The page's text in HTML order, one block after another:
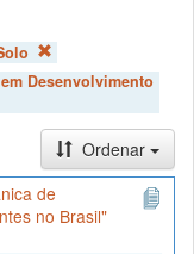
Desenvolvimento
Ordenar
de
no Brasil"